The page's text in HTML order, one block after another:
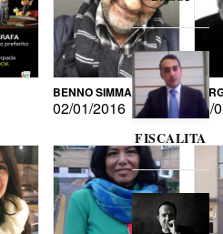
BENNO SIMMA
02/01/2016
FISCALITA